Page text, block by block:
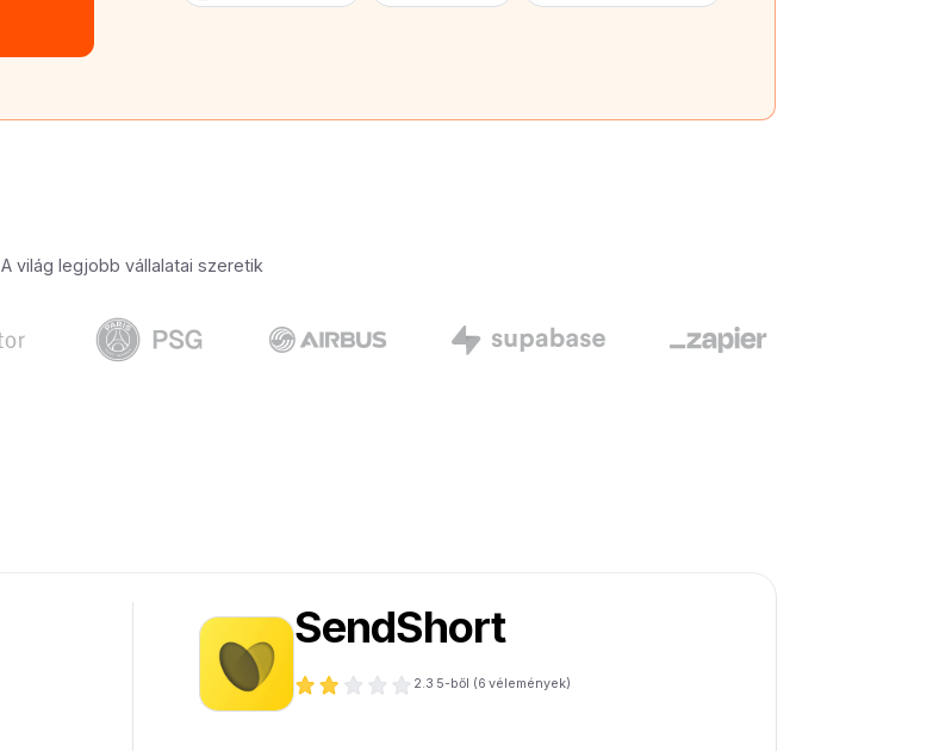
A világ legjobb vállalatai szeretik
SendShort
2.3 5-ből (6 vélemények)